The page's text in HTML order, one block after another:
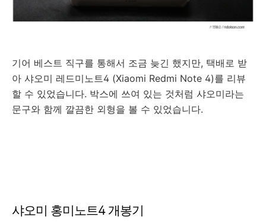
기어 베스트 직구를 통해서 조금 늦긴 했지만, 택배로 받
아 샤오미 레드미노트4 (Xiaomi Redmi Note 4)를 리뷰
할 수 있었습니다. 박스에 쓰여 있는 것처럼 샤오미라는
문구와 함께 깔끔한 외형을 볼 수 있었습니다.
샤오미 홍미노트4 개봉기